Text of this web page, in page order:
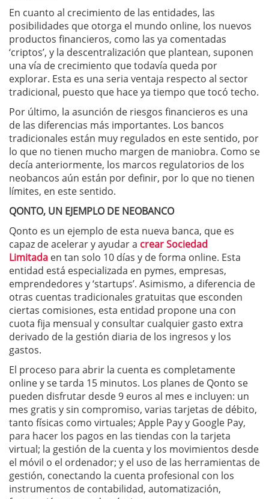
En cuanto al crecimiento de las entidades, las
posibilidades que otorga el mundo online, los nuevos
productos financieros, como las ya comentadas
‘criptos’, y la descentralización que plantean, suponen
una vía de crecimiento que todavía queda por
explorar. Esta es una seria ventaja respecto al sector
tradicional, puesto que hace ya tiempo que tocó techo.
Por último, la asunción de riesgos financieros es una
de las diferencias más importantes. Los bancos
tradicionales están muy regulados en este sentido, por
lo que no tienen mucho margen de maniobra. Como se
decía anteriormente, los marcos regulatorios de los
neobancos aún están por definir, por lo que no tienen
límites, en este sentido.
QONTO, UN EJEMPLO DE NEOBANCO
Qonto es un ejemplo de esta nueva banca, que es
capaz de acelerar y ayudar a crear Sociedad
Limitada en tan solo 10 días y de forma online. Esta
entidad está especializada en pymes, empresas,
emprendedores y ‘startups’. Asimismo, a diferencia de
otras cuentas tradicionales gratuitas que esconden
ciertas comisiones, esta entidad propone una con
cuota fija mensual y consultar cualquier gasto extra
derivado de la gestión diaria de los ingresos y los
gastos.
El proceso para abrir la cuenta es completamente
online y se tarda 15 minutos. Los planes de Qonto se
pueden disfrutar desde 9 euros al mes e incluyen: un
mes gratis y sin compromiso, varias tarjetas de débito,
tanto físicas como virtuales; Apple Pay y Google Pay,
para hacer los pagos en las tiendas con la tarjeta
virtual; la gestión de la cuenta y los movimientos desde
el móvil o el ordenador; y el uso de las herramientas de
gestión, conectando la cuenta profesional con los
instrumentos de contabilidad, automatización,